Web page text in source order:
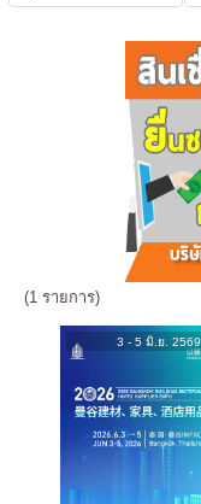
(1 รายการ)
3 - 5 มิ.ย. 2569